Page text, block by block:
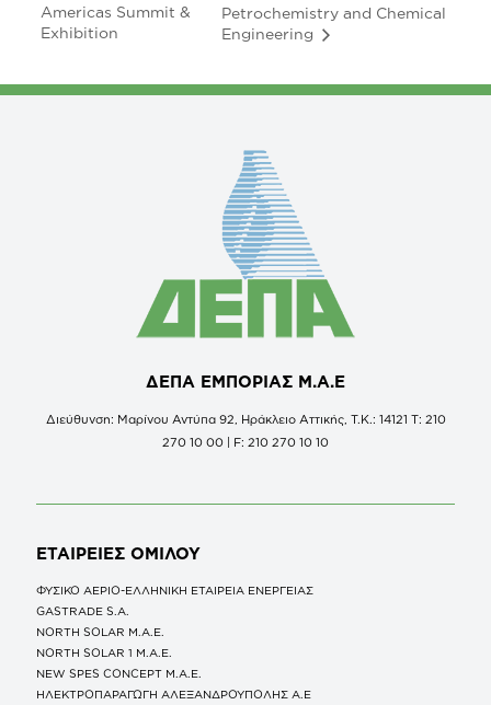
Americas Summit &
Exhibition
Petrochemistry and Chemical
Engineering
ΔΕΠΑ ΕΜΠΟΡΙΑΣ Μ.Α.Ε
Διεύθυνση: Μαρίνου Αντύπα 92, Ηράκλειο Αττικής, Τ.Κ.: 14121 Τ: 210
270 10 00 | F: 210 270 10 10
ΕΤΑΙΡΕΙΕΣ ΟΜΙΛΟΥ
ΦΥΣΙΚΟ ΑΕΡΙΟ-ΕΛΛΗΝΙΚΗ ΕΤΑΙΡΕΙΑ ΕΝΕΡΓΕΙΑΣ
GASTRADE S.A.
NORTH SOLAR M.Α.Ε.
NORTH SOLAR 1 M.Α.Ε.
NEW SPES CONCEPT Μ.Α.Ε.
ΗΛΕΚΤΡΟΠΑΡΑΓΩΓΗ ΑΛΕΞΑΝΔΡΟΥΠΟΛΗΣ A.E